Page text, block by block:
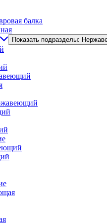
балка
Показать подразделы: